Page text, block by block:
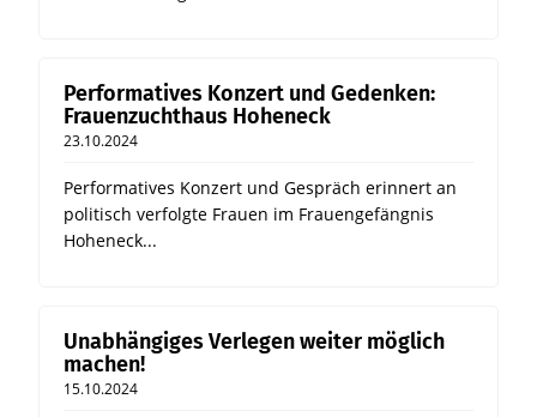
Performatives Konzert und Gedenken:
Frauenzuchthaus Hoheneck
23.10.2024
Performatives Konzert und Gespräch erinnert an
politisch verfolgte Frauen im Frauengefängnis
Hoheneck...
Unabhängiges Verlegen weiter möglich
machen!
15.10.2024